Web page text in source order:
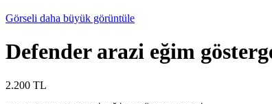
Görseli daha büyük görüntüle
Defender arazi eğim
2.200 TL